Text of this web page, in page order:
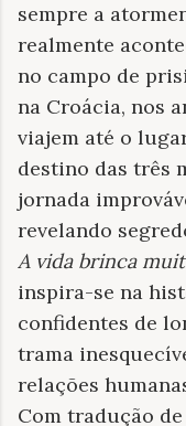
sempre a
realmente
no campo de
na Croácia, nos
viajem até o
destino das três
jornada
revelando
A vida brinca
inspira-se na
confidentes de
trama
relações
Com tradução